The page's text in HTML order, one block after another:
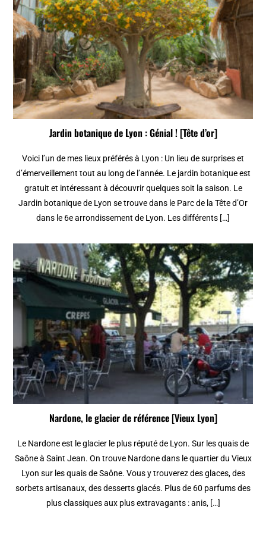
Jardin botanique de Lyon : Génial ! [Tête d’or]
Voici l’un de mes lieux préférés à Lyon : Un lieu de surprises et
d’émerveillement tout au long de l’année. Le jardin botanique est
gratuit et intéressant à découvrir quelques soit la saison. Le
Jardin botanique de Lyon se trouve dans le Parc de la Tête d’Or
dans le 6e arrondissement de Lyon. Les différents […]
Nardone, le glacier de référence [Vieux Lyon]
Le Nardone est le glacier le plus réputé de Lyon. Sur les quais de
Saône à Saint Jean. On trouve Nardone dans le quartier du Vieux
Lyon sur les quais de Saône. Vous y trouverez des glaces, des
sorbets artisanaux, des desserts glacés. Plus de 60 parfums des
plus classiques aux plus extravagants : anis, […]